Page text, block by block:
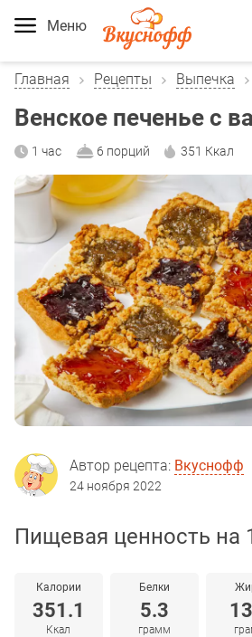
Меню
Главная Рецепты Выпечка
Венское печенье с
1 час 6 порций 351 Ккал
Автор рецепта: Вкуснофф
24 ноября 2022
Пищевая ценность на
Калории
351.1
Ккал
Белки
5.3
грамм